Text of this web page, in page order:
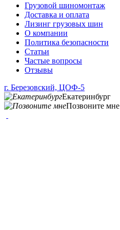
Грузовой шиномонтаж
Доставка и оплата
Лизинг грузовых шин
О компании
Политика безопасности
Статьи
Частые вопросы
Отзывы
г. Березовский, ЦОФ-5
Екатеринбург
Позвоните мне